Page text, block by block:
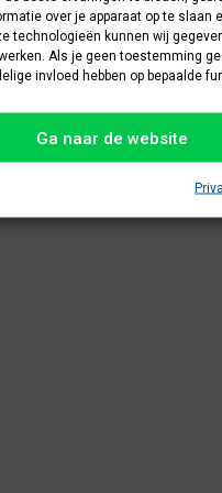
over je apparaat op te slaan
technologieën kunnen wij
Als je geen toestemming
invloed hebben op bepaalde
Ga naar de website